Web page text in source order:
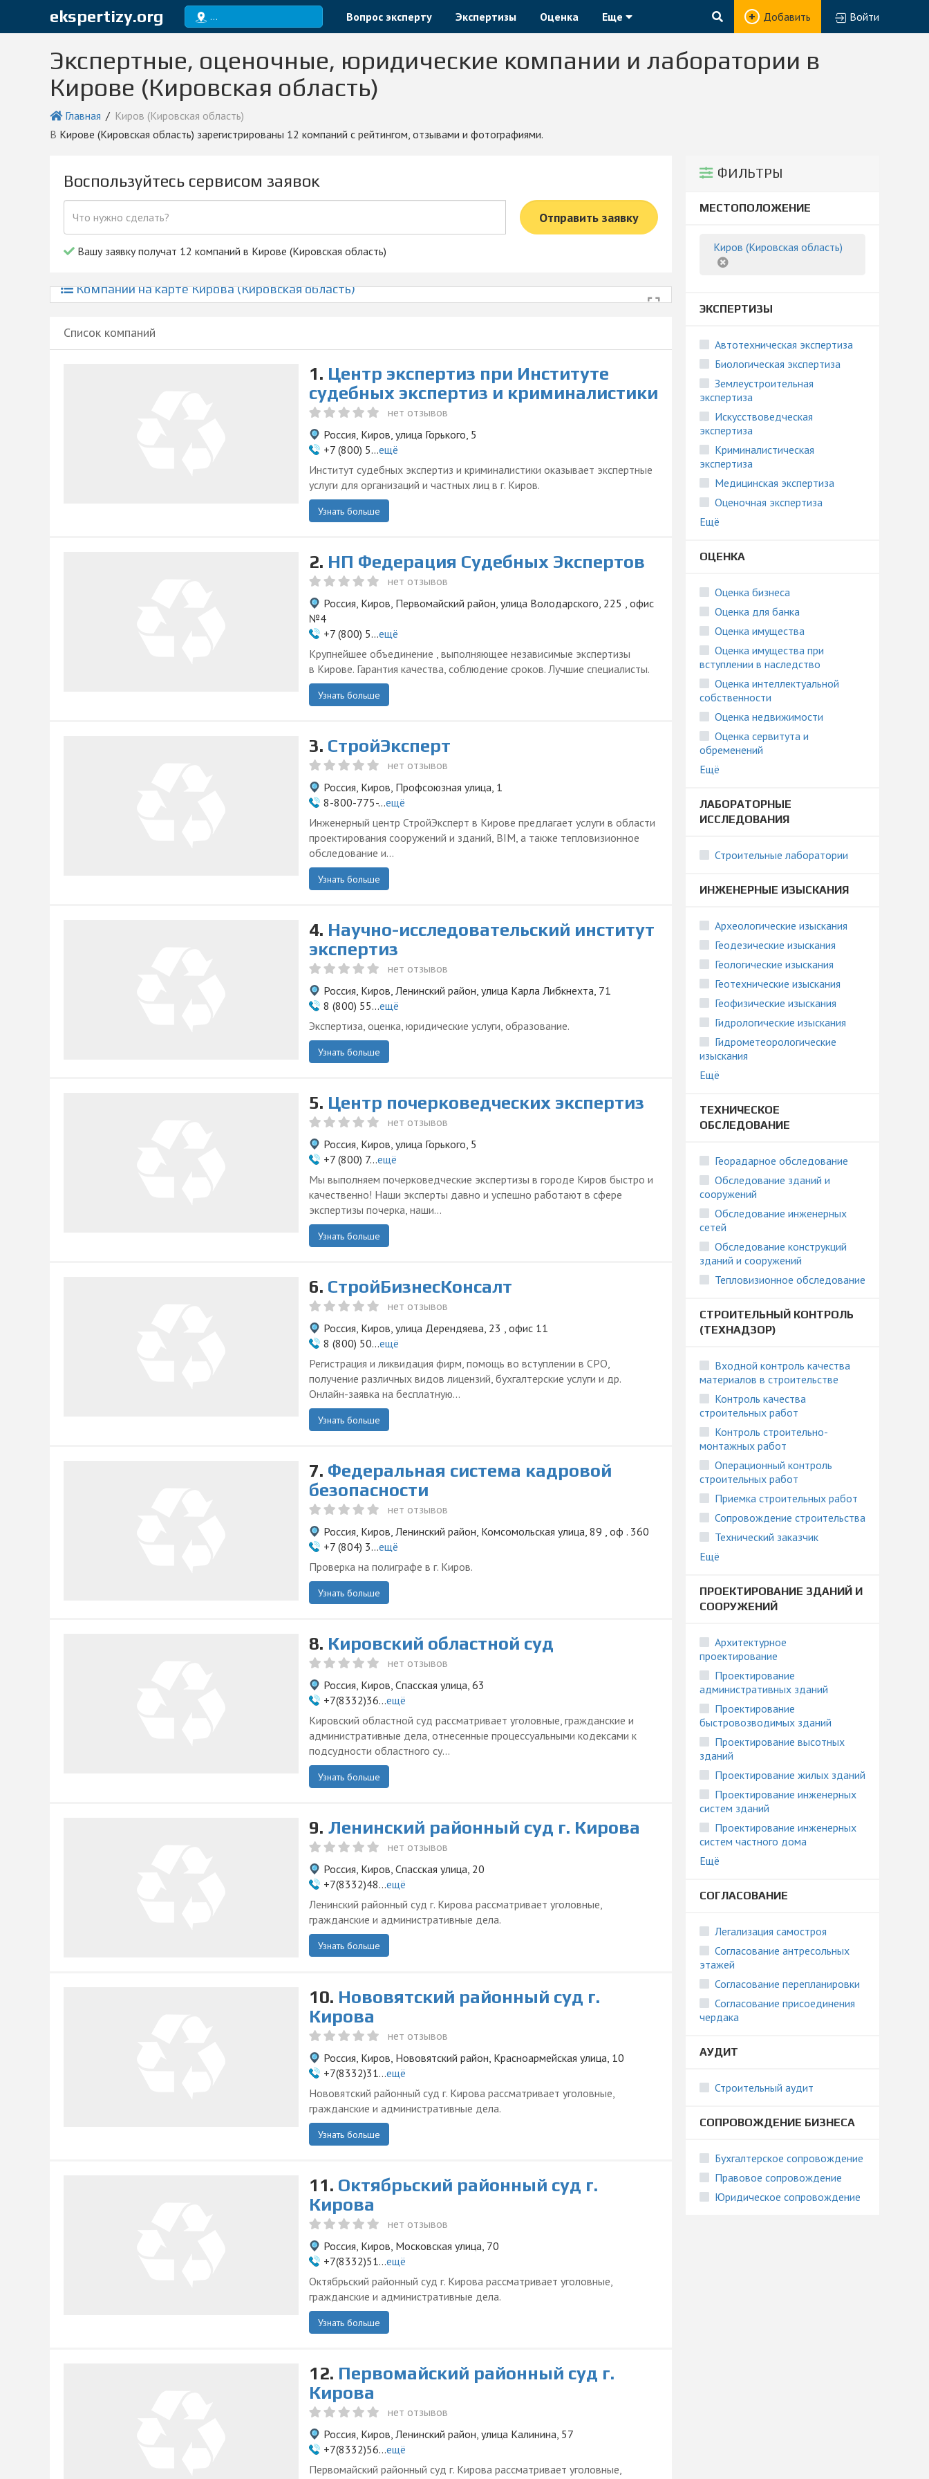
ekspertizy.org Киров (Кировская область) Вопрос эксперту Экспертизы Оценка Еще Добавить Войти
Экспертные, оценочные, юридические компании и лаборатории в
Кирове (Кировская область)
Главная
Киров (Кировская область)
в Кирове (Кировская область) зарегистрированы 12 компаний с рейтингом, отзывами и фотографиями.
ФИЛЬТРЫ
МЕСТОПОЛОЖЕНИЕ
Киров (Кировская область)
ЭКСПЕРТИЗЫ
Автотехническая экспертиза
Биологическая экспертиза
Землеустроительная
экспертиза
Искусствоведческая
экспертиза
Криминалистическая
экспертиза
Медицинская экспертиза
Оценочная экспертиза
Ещё
ОЦЕНКА
Оценка бизнеса
Оценка для банка
Оценка имущества
Оценка имущества при
вступлении в наследство
Оценка интеллектуальной
собственности
Оценка недвижимости
Оценка сервитута и
обременений
Ещё
ЛАБОРАТОРНЫЕ
ИССЛЕДОВАНИЯ
Строительные лаборатории
ИНЖЕНЕРНЫЕ ИЗЫСКАНИЯ
Археологические изыскания
Геодезические изыскания
Геологические изыскания
Геотехнические изыскания
Геофизические изыскания
Гидрологические изыскания
Гидрометеорологические
изыскания
Ещё
ТЕХНИЧЕСКОЕ
ОБСЛЕДОВАНИЕ
Георадарное обследование
Обследование зданий и
сооружений
Обследование инженерных
сетей
Обследование конструкций
зданий и сооружений
Тепловизионное обследование
СТРОИТЕЛЬНЫЙ КОНТРОЛЬ
(ТЕХНАДЗОР)
Входной контроль качества
материалов в строительстве
Контроль качества
строительных работ
Контроль строительно-
монтажных работ
Операционный контроль
строительных работ
Приемка строительных работ
Сопровождение строительства
Технический заказчик
Ещё
ПРОЕКТИРОВАНИЕ ЗДАНИЙ И
СООРУЖЕНИЙ
Архитектурное
проектирование
Проектирование
административных зданий
Проектирование
быстровозводимых зданий
Проектирование высотных
зданий
Проектирование жилых зданий
Проектирование инженерных
систем зданий
Проектирование инженерных
систем частного дома
Ещё
СОГЛАСОВАНИЕ
Легализация самостроя
Согласование антресольных
этажей
Согласование перепланировки
Согласование присоединения
чердака
АУДИТ
Строительный аудит
СОПРОВОЖДЕНИЕ БИЗНЕСА
Бухгалтерское сопровождение
Правовое сопровождение
Юридическое сопровождение
Воспользуйтесь сервисом заявок
Отправить заявку
Вашу заявку получат 12 компаний в Кирове (Кировская область)
Компании на карте Кирова (Кировская область)
Список компаний
1. Центр экспертиз при Институте
судебных экспертиз и криминалистики
нет отзывов
Россия, Киров, улица Горького, 5
+7 (800) 5...ещё
Институт судебных экспертиз и криминалистики оказывает экспертные
услуги для организаций и частных лиц в г. Киров.
Узнать больше
2. НП Федерация Судебных Экспертов
нет отзывов
Россия, Киров, Первомайский район, улица Володарского, 225 , офис
№4
+7 (800) 5...ещё
Крупнейшее объединение , выполняющее независимые экспертизы
в Кирове. Гарантия качества, соблюдение сроков. Лучшие специалисты.
Узнать больше
3. СтройЭксперт
нет отзывов
Россия, Киров, Профсоюзная улица, 1
8-800-775-...ещё
Инженерный центр СтройЭксперт в Кирове предлагает услуги в области
проектирования сооружений и зданий, BIM, а также тепловизионное
обследование и...
Узнать больше
4. Научно-исследовательский институт
экспертиз
нет отзывов
Россия, Киров, Ленинский район, улица Карла Либкнехта, 71
8 (800) 55...ещё
Экспертиза, оценка, юридические услуги, образование.
Узнать больше
5. Центр почерковедческих экспертиз
нет отзывов
Россия, Киров, улица Горького, 5
+7 (800) 7...ещё
Мы выполняем почерковедческие экспертизы в городе Киров быстро и
качественно! Наши эксперты давно и успешно работают в сфере
экспертизы почерка, наши...
Узнать больше
6. СтройБизнесКонсалт
нет отзывов
Россия, Киров, улица Дерендяева, 23 , офис 11
8 (800) 50...ещё
Регистрация и ликвидация фирм, помощь во вступлении в СРО,
получение различных видов лицензий, бухгалтерские услуги и др.
Онлайн-заявка на бесплатную...
Узнать больше
7. Федеральная система кадровой
безопасности
нет отзывов
Россия, Киров, Ленинский район, Комсомольская улица, 89 , оф . 360
+7 (804) 3...ещё
Проверка на полиграфе в г. Киров.
Узнать больше
8. Кировский областной суд
нет отзывов
Россия, Киров, Спасская улица, 63
+7(8332)36...ещё
Кировский областной суд рассматривает уголовные, гражданские и
административные дела, отнесенные процессуальными кодексами к
подсудности областного су...
Узнать больше
9. Ленинский районный суд г. Кирова
нет отзывов
Россия, Киров, Спасская улица, 20
+7(8332)48...ещё
Ленинский районный суд г. Кирова рассматривает уголовные,
гражданские и административные дела.
Узнать больше
10. Нововятский районный суд г.
Кирова
нет отзывов
Россия, Киров, Нововятский район, Красноармейская улица, 10
+7(8332)31...ещё
Нововятский районный суд г. Кирова рассматривает уголовные,
гражданские и административные дела.
Узнать больше
11. Октябрьский районный суд г.
Кирова
нет отзывов
Россия, Киров, Московская улица, 70
+7(8332)51...ещё
Октябрьский районный суд г. Кирова рассматривает уголовные,
гражданские и административные дела.
Узнать больше
12. Первомайский районный суд г.
Кирова
нет отзывов
Россия, Киров, Ленинский район, улица Калинина, 57
+7(8332)56...ещё
Первомайский районный суд г. Кирова рассматривает уголовные,